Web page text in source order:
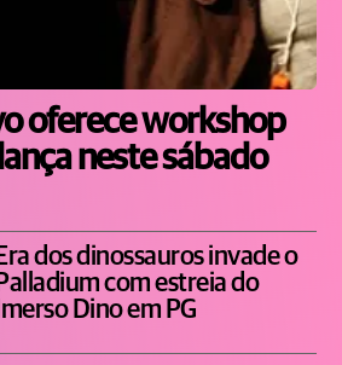
oferece workshop
neste sábado
Era dos dinossauros invade o
Palladium com estreia do
Imerso Dino em PG